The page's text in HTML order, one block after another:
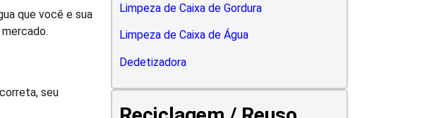
que você e sua
seu
Limpeza de Caixa de Gordura
Limpeza de Caixa de Água
Dedetizadora